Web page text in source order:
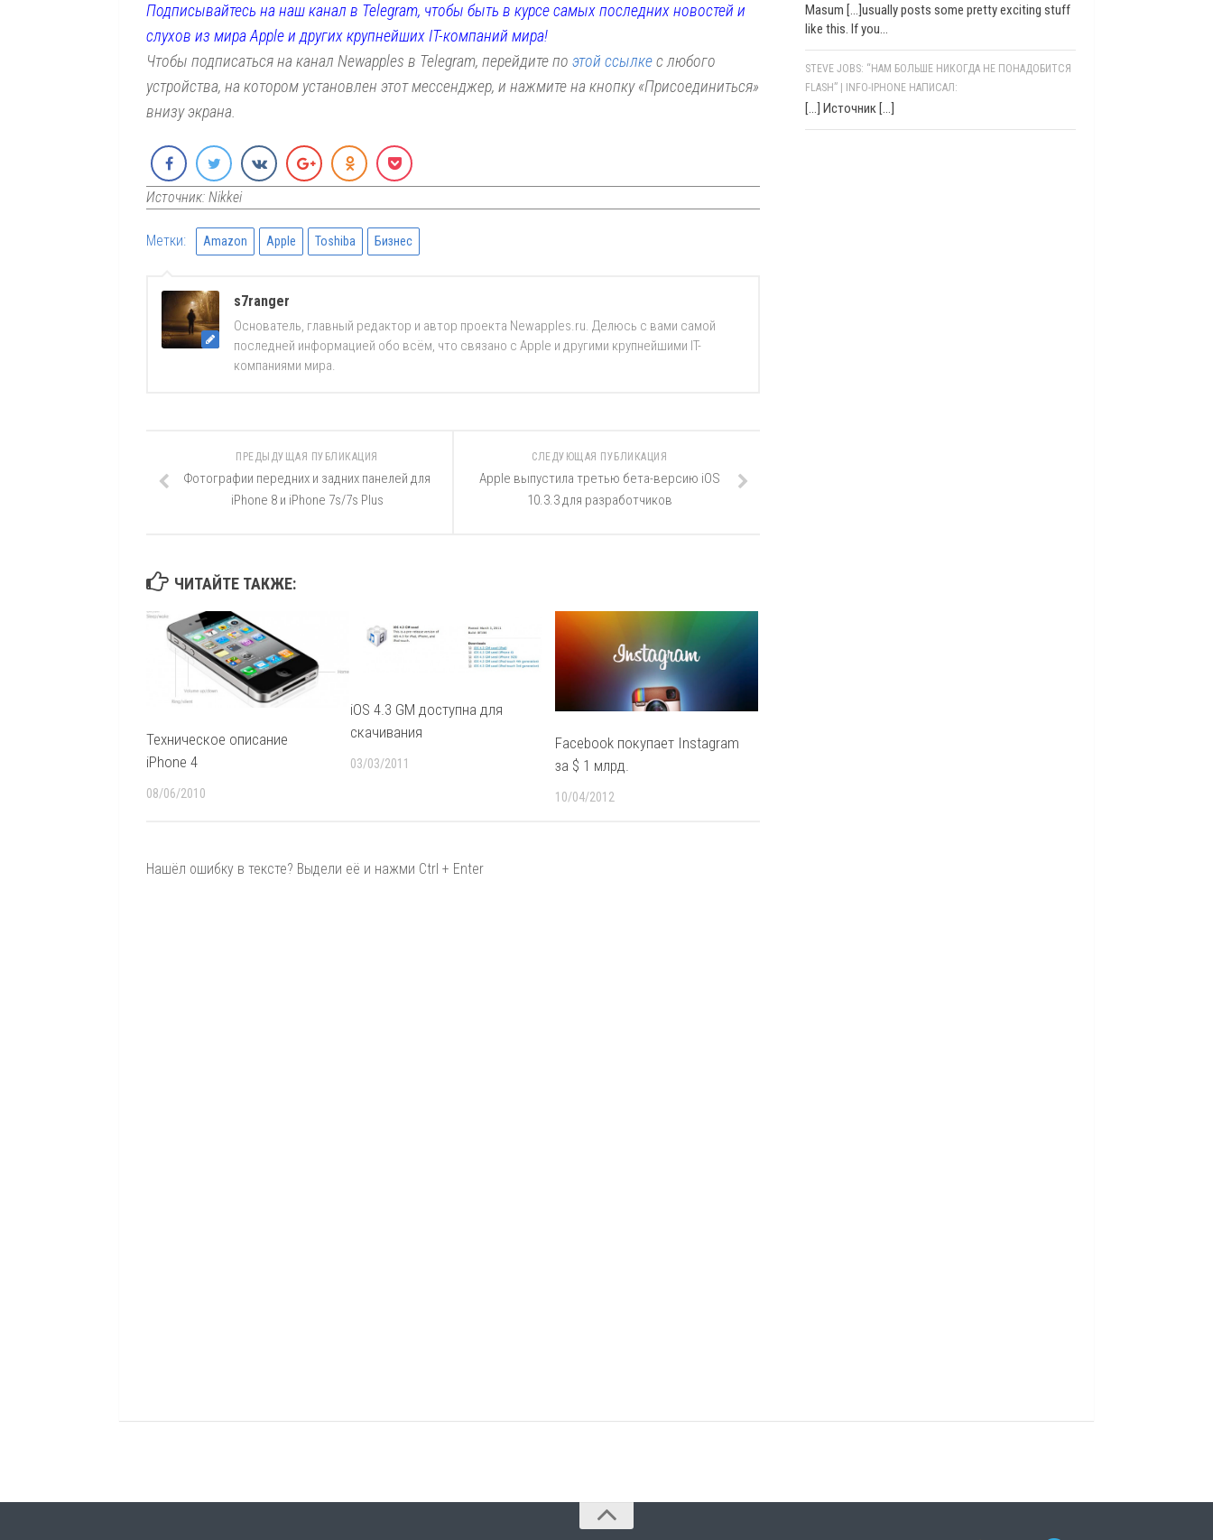
Подписывайтесь на наш канал в Telegram, чтобы быть в курсе самых последних новостей и
слухов из мира Apple и других крупнейших IT-компаний мира!
Чтобы подписаться на канал Newapples в Telegram, перейдите по этой ссылкес любого
устройства, на котором установлен этот мессенджер, и нажмите на кнопку «Присоединиться»
внизу экрана.
Источник: Nikkei
Метки: Amazon Apple Toshiba Бизнес
s7ranger
Основатель, главный редактор и автор проекта Newapples.ru. Делюсь с вами самой
последней информацией обо всём, что связано с Apple и другими крупнейшими IT-
компаниями мира.
СЛЕДУЮЩАЯ ПУБЛИКАЦИЯ
Apple выпустила третью бета-версию iOS
10.3.3 для разработчиков
ПРЕДЫДУЩАЯ ПУБЛИКАЦИЯ
Фотографии передних и задних панелей для
iPhone 8 и iPhone 7s/7s Plus
ЧИТАЙТЕ ТАКЖЕ:
Техническое описание
iPhone 4
08/06/2010
iOS 4.3 GM доступна для
скачивания
03/03/2011
Facebook покупает Instagram
за $ 1 млрд.
10/04/2012
Нашёл ошибку в тексте? Выдели её и нажми Ctrl + Enter
Masum [...]usually posts some pretty exciting stuff
like this. If you...
STEVE JOBS: “НАМ БОЛЬШЕ НИКОГДА НЕ ПОНАДОБИТСЯ
FLASH” | INFO-IPHONE НАПИСАЛ:
[…] Источник […]